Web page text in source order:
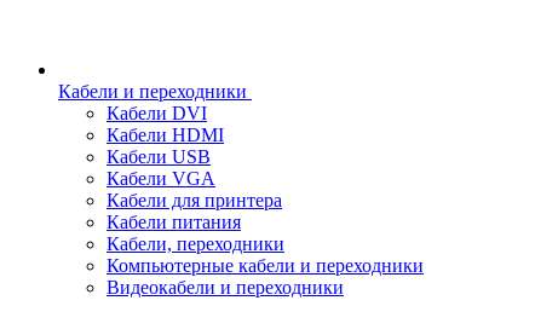
Кабели и переходники
Кабели DVI
Кабели HDMI
Кабели USB
Кабели VGA
Кабели для принтера
Кабели питания
Кабели, переходники
Компьютерные кабели и переходники
Видеокабели и переходники